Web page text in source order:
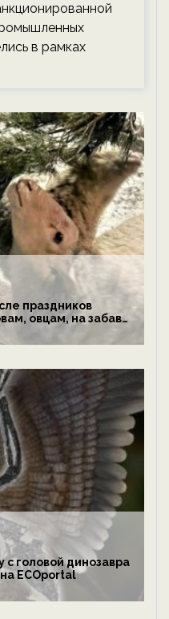
в рамках
праздников
овцам, на забаву
— новости
головой динозавра
ECOportal